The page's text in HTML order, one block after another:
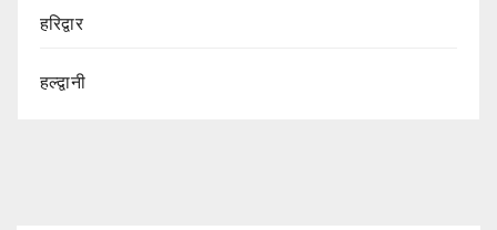
हरिद्वार
हल्द्वानी